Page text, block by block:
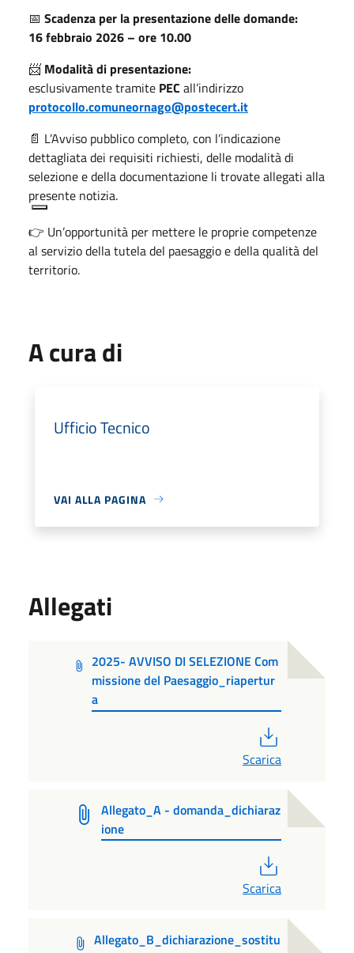
📅 Scadenza per la presentazione delle domande:
16 febbraio 2026 – ore 10.00
📨 Modalità di presentazione:
esclusivamente tramite PEC all’indirizzo
protocollo.comuneornago@postecert.it
📄 L’Avviso pubblico completo, con l’indicazione
dettagliata dei requisiti richiesti, delle modalità di
selezione e della documentazione li trovate allegati alla
presente notizia.
👉 Un’opportunità per mettere le proprie competenze
al servizio della tutela del paesaggio e della qualità del
territorio.
A cura di
Ufficio Tecnico
VAI ALLA PAGINA
Allegati
2025- AVVISO DI SELEZIONE Com
missione del Paesaggio_riapertur
a
Scarica
Allegato_A - domanda_dichiaraz
ione
Scarica
Allegato_B_dichiarazione_sostitu